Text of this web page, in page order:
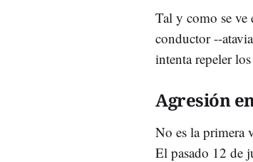
Tal y como se ve
conductor --
intenta repeler
Agresión
No es la primera
El pasado 12 de